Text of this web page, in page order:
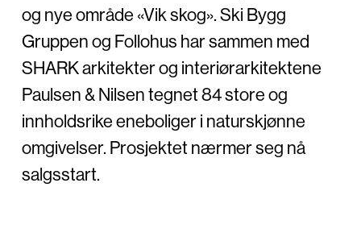
og nye område «Vik skog». Ski Bygg
Gruppen og Follohus har sammen med
SHARK arkitekter og interiørarkitektene
Paulsen & Nilsen tegnet 84 store og
innholdsrike eneboliger i naturskjønne
omgivelser. Prosjektet nærmer seg nå
salgsstart.